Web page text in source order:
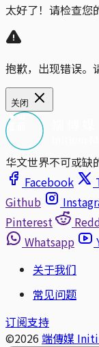
太好了！请检查您
抱歉，出现错误。
关闭
华文世界不可或缺
Facebook
Github
Pinterest
Whatsapp
关于我们
常见问题
订阅支持
©2026 端傳媒